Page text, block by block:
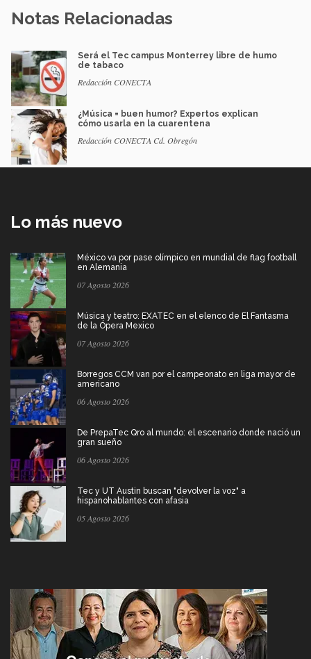
Notas Relacionadas
Será el Tec campus Monterrey libre de humo
de tabaco
Redacción CONECTA
¿Música = buen humor? Expertos explican
cómo usarla en la cuarentena
Redacción CONECTA Cd. Obregón
Lo más nuevo
México va por pase olímpico en mundial de flag football
en Alemania
07 Agosto 2026
Música y teatro: EXATEC en el elenco de El Fantasma
de la Ópera Mexico
07 Agosto 2026
Borregos CCM van por el campeonato en liga mayor de
americano
06 Agosto 2026
De PrepaTec Qro al mundo: el escenario donde nació un
gran sueño
06 Agosto 2026
Tec y UT Austin buscan "devolver la voz" a
hispanohablantes con afasia
05 Agosto 2026